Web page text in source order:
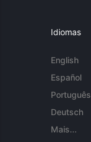
Idiomas
English
Español
Português
Deutsch
Mais...